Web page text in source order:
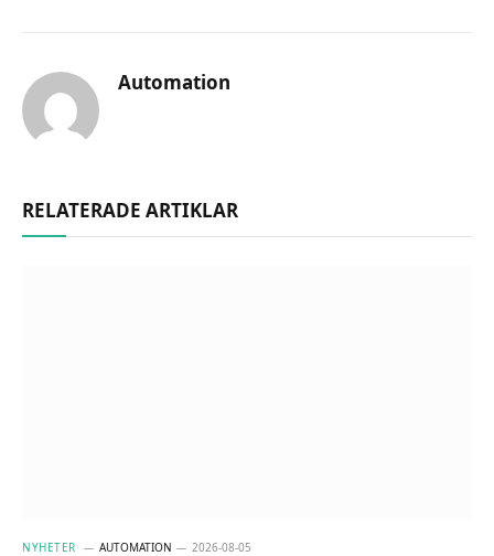
Automation
RELATERADE ARTIKLAR
NYHETER AUTOMATION 2026-08-05